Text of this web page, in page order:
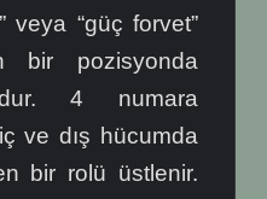
veya “güç forvet”
bir pozisyonda
4 numara
ve dış hücumda
bir rolü üstlenir.